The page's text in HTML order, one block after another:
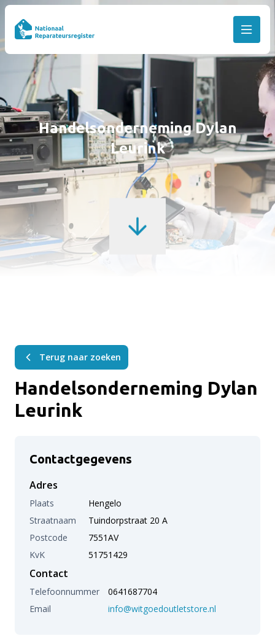
Handelsonderneming Dylan
Leurink
Terug naar zoeken
Handelsonderneming Dylan
Leurink
Contactgegevens
Adres
Plaats
Hengelo
Straatnaam
Tuindorpstraat 20 A
Postcode
7551AV
KvK
51751429
Contact
Telefoonnummer
0641687704
Email
info@witgoedoutletstore.nl